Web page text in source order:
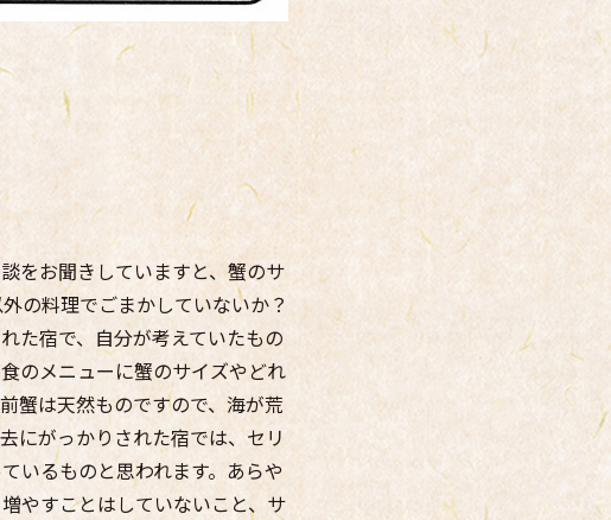
をお聞きしていますと、蟹のサ
の料理でごまかしていないか？
た宿で、自分が考えていたもの
のメニューに蟹のサイズやどれ
蟹は天然ものですので、海が荒
にがっかりされた宿では、セリ
いるものと思われます。あらや
やすことはしていないこと、サ